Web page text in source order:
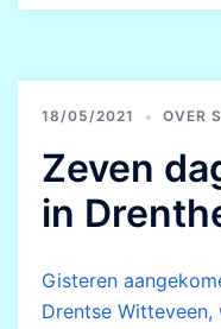
18/05/2021 OVER
Zeven
in
Gisteren
Drentse